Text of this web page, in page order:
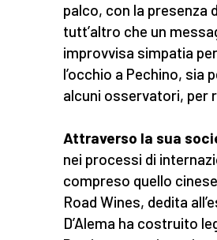
palco, con la presenza
tutt’altro che un
improvvisa simpatia
l’occhio a Pechino,
alcuni osservatori, per
Attraverso la sua
nei processi di
compreso quello
Road Wines, dedita
D’Alema ha costruito